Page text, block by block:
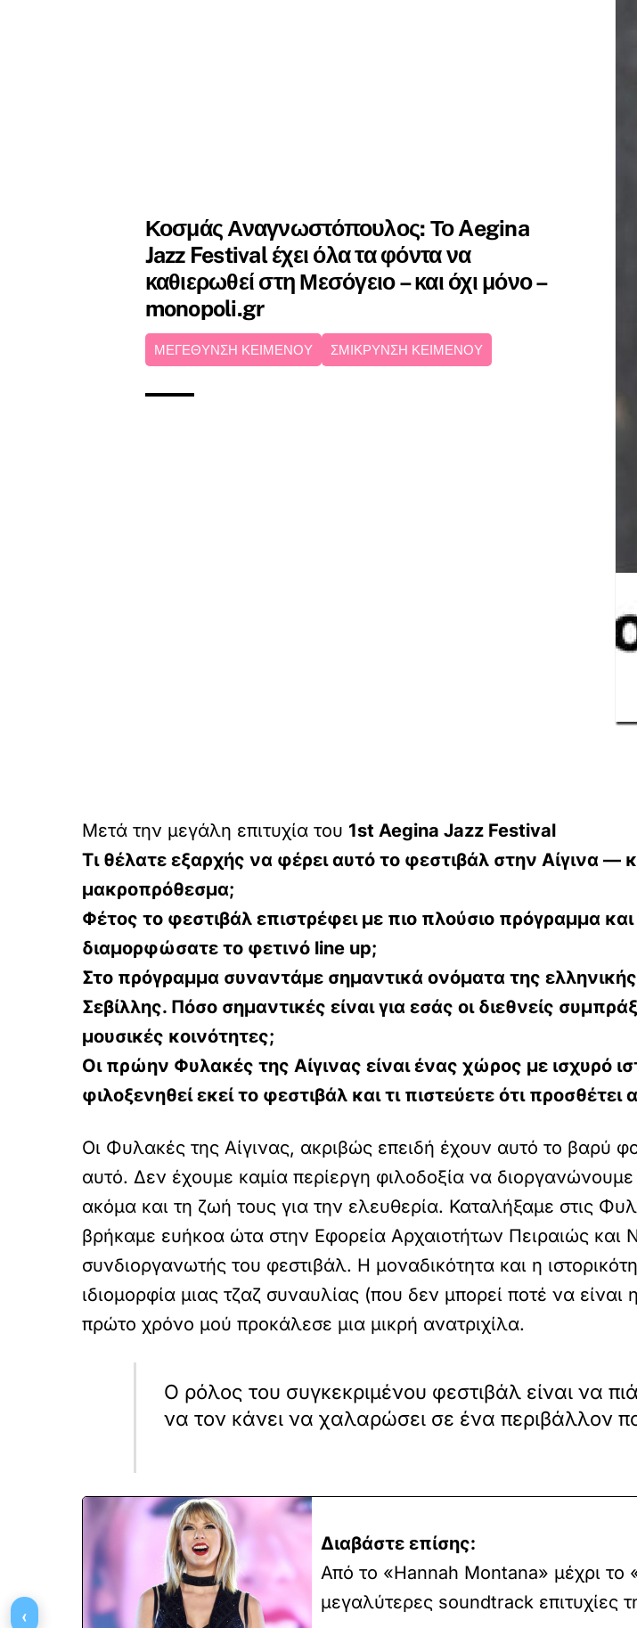
Κοσμάς Αναγνωστόπουλος: Το Aegina
Jazz Festival έχει όλα τα φόντα να
καθιερωθεί στη Μεσόγειο – και όχι μόνο –
monopoli.gr
ΜΕΓΕΘΥΝΣΗ ΚΕΙΜΕΝΟΥ ΣΜΙΚΡΥΝΣΗ ΚΕΙΜΕΝΟΥ
Μετά την μεγάλη επιτυχία του 1st Aegina Jazz Festival
Τι θέλατε εξαρχής να φέρει αυτό το φεστιβάλ στην Αίγινα —
μακροπρόθεσμα;
Φέτος το φεστιβάλ επιστρέφει με πιο πλούσιο πρόγραμμα
διαμορφώσατε το φετινό line up;
Στο πρόγραμμα συναντάμε σημαντικά ονόματα της
Σεβίλλης. Πόσο σημαντικές είναι για εσάς οι διεθνείς
μουσικές κοινότητες;
Οι πρώην Φυλακές της Αίγινας είναι ένας χώρος με ισχυρό
φιλοξενηθεί εκεί το φεστιβάλ και τι πιστεύετε ότι
Οι Φυλακές της Αίγινας, ακριβώς επειδή έχουν αυτό το βαρύ
αυτό. Δεν έχουμε καμία περίεργη φιλοδοξία να
ακόμα και τη ζωή τους για την ελευθερία. Καταλήξαμε στις
βρήκαμε ευήκοα ώτα στην Εφορεία Αρχαιοτήτων Πειραιώς και
συνδιοργανωτής του φεστιβάλ. Η μοναδικότητα και η
ιδιομορφία μιας τζαζ συναυλίας (που δεν μπορεί ποτέ να είναι
πρώτο χρόνο μού προκάλεσε μια μικρή ανατριχίλα.
Ο ρόλος του συγκεκριμένου φεστιβάλ είναι να
να τον κάνει να χαλαρώσει σε ένα περιβάλλον
Διαβάστε επίσης:
Από το «Hannah Montana» μέχρι το
μεγαλύτερες soundtrack επιτυχίες
‹